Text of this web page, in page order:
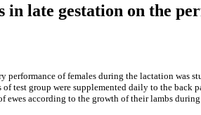
in late gestation on the
of females during the lactation was
group were supplemented daily to the back
according to the growth of their lambs